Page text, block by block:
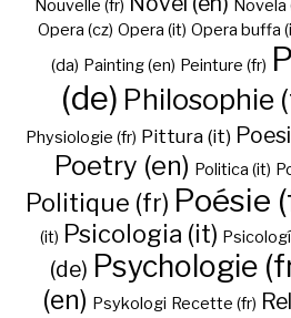
Nouvelle (fr) Novela
Opera (cz) Opera (it) Opera buffa
(da) Painting (en) Peinture (fr)
(de) Philosophie
Physiologie (fr) Pittura (it)
Poetry (en) Politica (it)
Politique (fr) Poésie
(it) Psicologia (it)
(de) Psychologie
(en) Psykologi Recette (fr)